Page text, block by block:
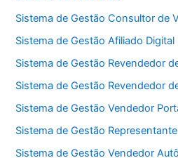
Sistema de Gestão Consultor de
Sistema de Gestão Afiliado Digital
Sistema de Gestão Revendedor
Sistema de Gestão Revendedor
Sistema de Gestão Vendedor
Sistema de Gestão
Sistema de Gestão Vendedor